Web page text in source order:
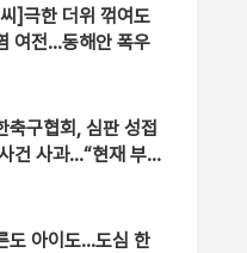
]극한 더위 꺾여도
여전…동해안 폭우
축구협회, 심판 성접
건 사과…“현재 부
도 아이도…도심 한